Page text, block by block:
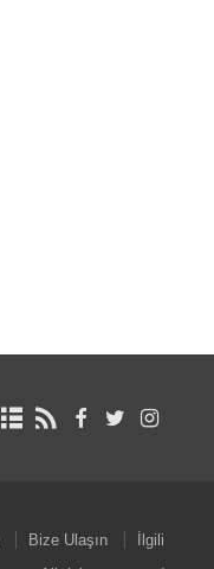
Bize Ulaşın
İlgili